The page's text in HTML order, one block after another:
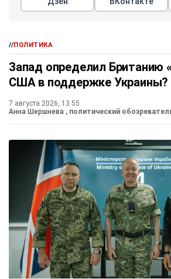
//ПОЛИТИКА
Запад определил Британию
США в поддержке Украины?
7 августа 2026, 13:55
Анна Шершнева , политический